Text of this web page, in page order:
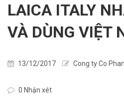
LAICA ITALY
VÀ DÙNG VIỆT
13/12/2017 Cong ty Co
0 Nhận xét